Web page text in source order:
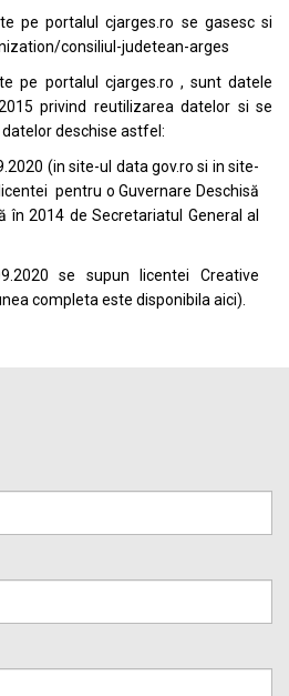
pe portalulcjarges.ro se gasesc si
consiliul-judetean-arges
pe portalul cjarges.ro , sunt datele
privind reutilizarea datelor si se
deschise astfel:
(in site-ul data gov.ro si in site-
pentru o Guvernare Deschisă
în 2014 de Secretariatul General al
se supun licentei Creative
completa este disponibila aici).